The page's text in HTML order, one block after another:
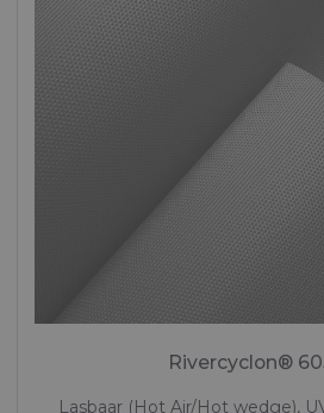
Rivercyclon®
Lasbaar (Hot Air/Hot wedge),